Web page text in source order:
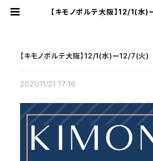
【キモノポルテ大阪】12/1(水
【キモノポルテ大阪】12/1(水)ー12/7(火)
2021/11/21 17:16